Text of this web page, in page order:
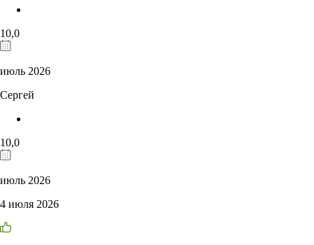
10,0
июль 2026
Сергей
10,0
июль 2026
4 июля 2026